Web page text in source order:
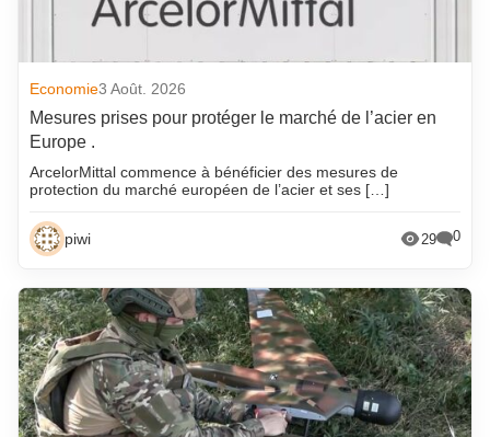
Economie3 Août. 2026
Mesures prises pour protéger le marché de l’acier en
Europe .
ArcelorMittal commence à bénéficier des mesures de
protection du marché européen de l’acier et ses […]
piwi 29 0